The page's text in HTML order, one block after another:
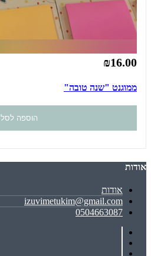
₪16.00
ממוגנט "שנה טובה"
הוספה לסל
אודות
אודות
izuvimetukim@gmail.com
0504663087